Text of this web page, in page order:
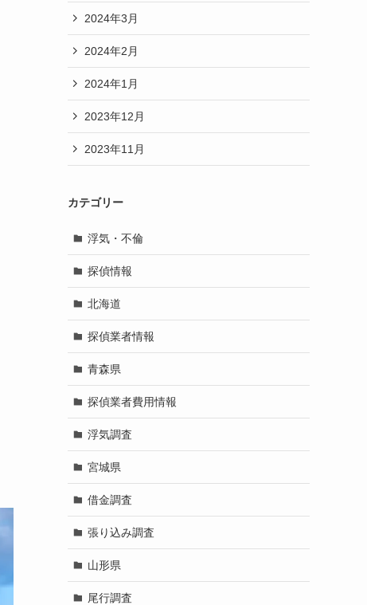
2024年3月
2024年2月
2024年1月
2023年12月
2023年11月
カテゴリー
浮気・不倫
探偵情報
北海道
探偵業者情報
青森県
探偵業者費用情報
浮気調査
宮城県
借金調査
張り込み調査
山形県
尾行調査